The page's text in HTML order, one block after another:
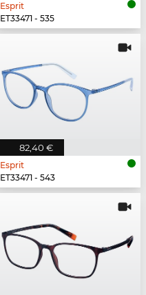
Esprit
ET33471 - 535
82,40 €
Esprit
ET33471 - 543